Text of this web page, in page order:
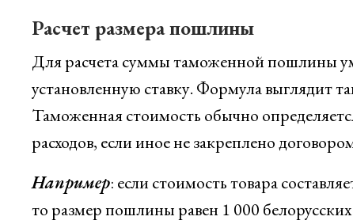
Расчет размера пошлины
Для расчета суммы таможенной пошлины
установленную ставку. Формула выглядит
Таможенная стоимость обычно
расходов, если иное не закреплено
Например: если стоимость товара
то размер пошлины равен 1 000